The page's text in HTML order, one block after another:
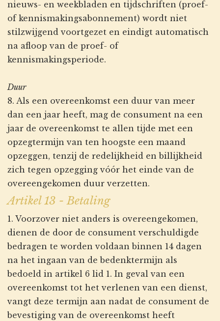
nieuws- en weekbladen en tijdschriften (proef-
of kennismakingsabonnement) wordt niet
stilzwijgend voortgezet en eindigt automatisch
na afloop van de proef- of
kennismakingsperiode.
Duur
8. Als een overeenkomst een duur van meer
dan een jaar heeft, mag de consument na een
jaar de overeenkomst te allen tijde met een
opzegtermijn van ten hoogste een maand
opzeggen, tenzij de redelijkheid en billijkheid
zich tegen opzegging vóór het einde van de
overeengekomen duur verzetten.
Artikel 13 - Betaling
1. Voorzover niet anders is overeengekomen,
dienen de door de consument verschuldigde
bedragen te worden voldaan binnen 14 dagen
na het ingaan van de bedenktermijn als
bedoeld in artikel 6 lid 1. In geval van een
overeenkomst tot het verlenen van een dienst,
vangt deze termijn aan nadat de consument de
bevestiging van de overeenkomst heeft